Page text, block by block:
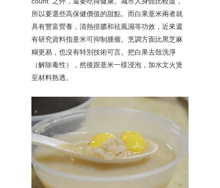
所以要選些高保健價值的甜點。 而白果薏米兩者就
具有豐富營養 ， 清熱排膿和祛風濕等功效 ， 近來還
有研究資料指薏米可抑制腫瘤。 烹調方面比黑芝麻
糊更易 ， 也沒有特別技術可言。 把白果去殼洗淨
（解除毒性）
， 然後跟薏米一樣浸泡 ， 加水文火煲
至材料熟透。